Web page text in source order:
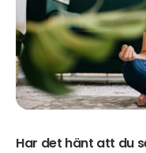
Har det hänt att du